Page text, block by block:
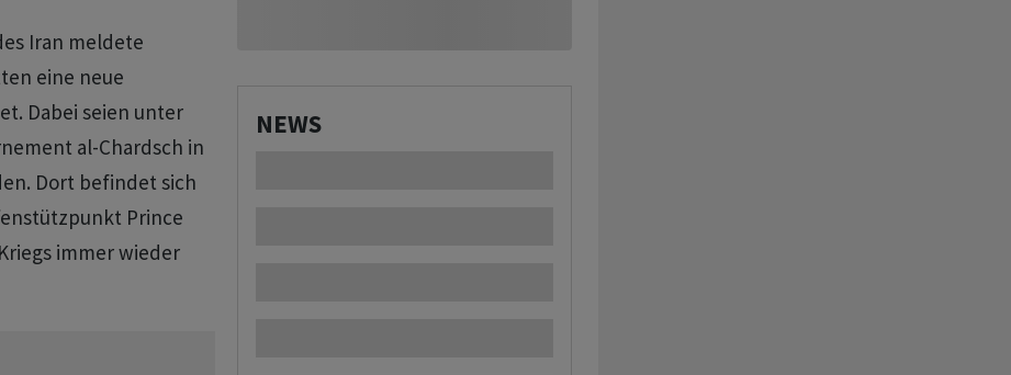
Iran meldete
eine neue
Dabei seien unter
al-Chardsch in
Dort befindet sich
Prince
immer wieder
NEWS